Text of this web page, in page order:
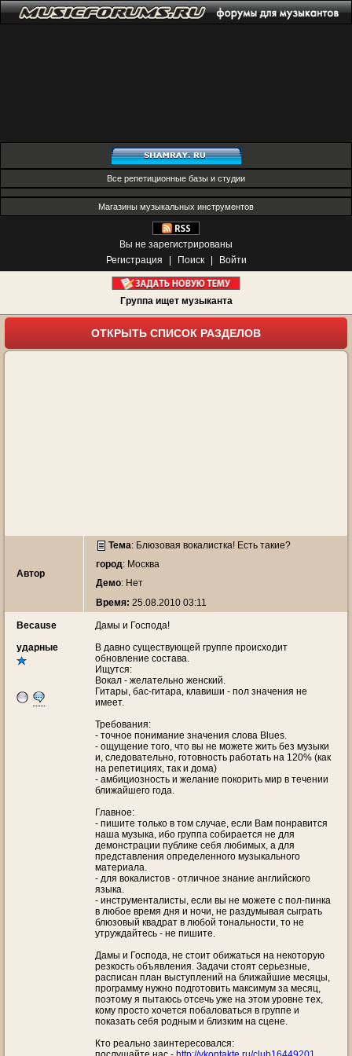
Все репетиционные базы и студии
Магазины музыкальных инструментов
Вы не зарегистрированы
Регистрация
Поиск Войти
Группа ищет музыканта
ОТКРЫТЬ СПИСОК РАЗДЕЛОВ
Автор
Тема: Блюзовая вокалистка! Есть такие?
город: Москва
Демо: Нет
Время: 25.08.2010 03:11
Because
ударные
Дамы и Господа!
В давно существующей группе происходит
обновление состава.
Ищутся:
Вокал - желательно женский.
Гитары, бас-гитара, клавиши - пол значения не
имеет.
Требования:
- точное понимание значения слова Blues.
- ощущение того, что вы не можете жить без музыки
и, следовательно, готовность работать на 120% (как
на репетициях, так и дома)
- амбициозность и желание покорить мир в течении
ближайшего года.
Главное:
- пишите только в том случае, если Вам понравится
наша музыка, ибо группа собирается не для
демонстрации публике себя любимых, а для
представления определенного музыкального
материала.
- для вокалистов - отличное знание английского
языка.
- инструменталисты, если вы не можете с пол-пинка
в любое время дня и ночи, не раздумывая сыграть
блюзовый квадрат в любой тональности, то не
утруждайтесь - не пишите.
Дамы и Господа, не стоит обижаться на некоторую
резкость объявления. Задачи стоят серьезные,
расписан план выступлений на ближайшие месяцы,
программу нужно подготовить максимум за месяц,
поэтому я пытаюсь отсечь уже на этом уровне тех,
кому просто хочется побаловаться в группе и
показать себя родным и близким на сцене.
Кто реально заинтересовался: